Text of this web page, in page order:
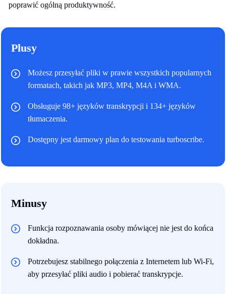
poprawić ogólną produktywność.
Plusy
Możesz przesyłać pliki w prawie wszystkich popularnych
formatach, takich jak MP3, MP4, M4A i WMA.
Obsługuje 98+ języków transkrypcji i 134+ języków
tłumaczenia.
Dostępny jest darmowy plan do testowania turboscribe.
Minusy
Funkcja rozpoznawania osoby mówiącej nie jest do końca
dokładna.
Potrzebujesz stabilnego połączenia z Internetem lub Wi-Fi,
aby przesyłać pliki audio i pobierać transkrypcje.